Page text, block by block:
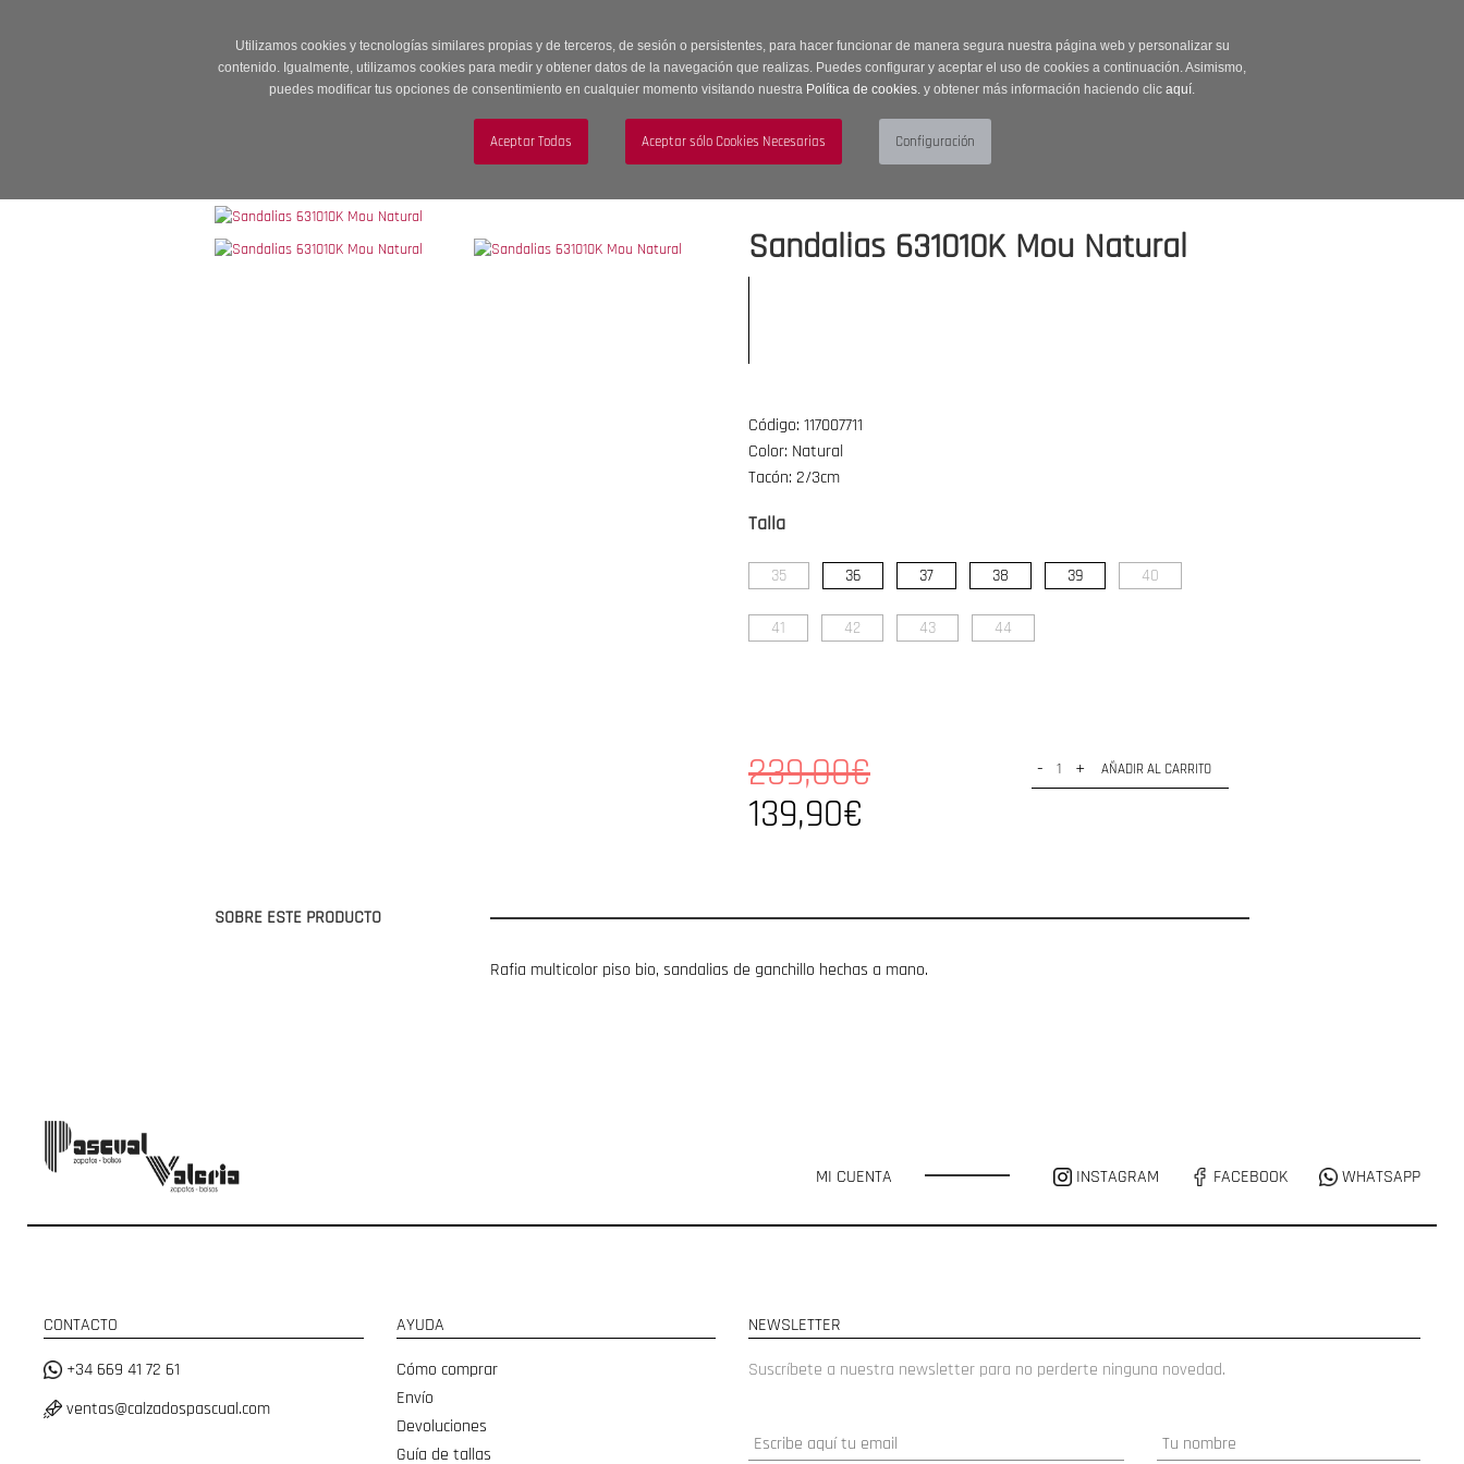
Utilizamos cookies y tecnologías similares propias y de terceros, de sesión o persistentes, para hacer funcionar de manera segura nuestra página web y personalizar su
contenido. Igualmente, utilizamos cookies para medir y obtener datos de la navegación que realizas. Puedes configurar y aceptar el uso de cookies a continuación. Asimismo,
puedes modificar tus opciones de consentimiento en cualquier momento visitando nuestra Política de cookies. y obtener más información haciendo clic aquí.
MUJER HOMBRE ACCESORIOS
Sandalias 631010K Mou Natural
Código: 117007711
Color: Natural
Tacón: 2/3cm
Talla
35 36 37 38 39 40
41 42 43 44
239,00€
139,90€
- + AÑADIR AL CARRITO
SOBRE ESTE PRODUCTO
Rafia multicolor piso bio, sandalias de ganchillo hechas a mano.
MI CUENTA INSTAGRAM FACEBOOK WHATSAPP
CONTACTO
+34 669 41 72 61
ventas@calzadospascual.com
AYUDA
Cómo comprar
Envío
Devoluciones
Guía de tallas
NEWSLETTER
Suscríbete a nuestra newsletter para no perderte ninguna novedad.